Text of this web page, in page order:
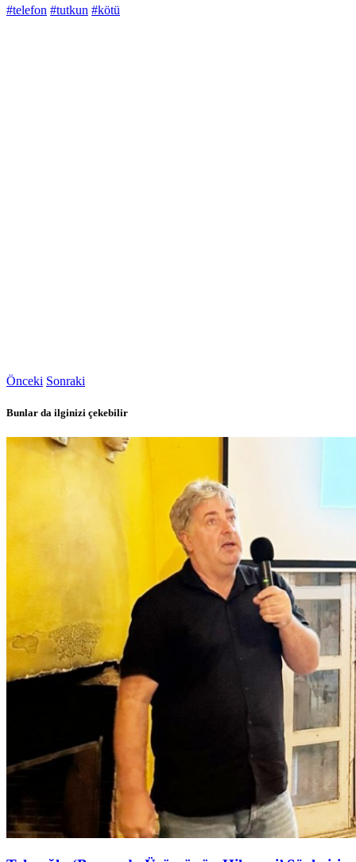
#telefon #tutkun #kötü
Önceki Sonraki
Bunlar da ilginizi çekebilir